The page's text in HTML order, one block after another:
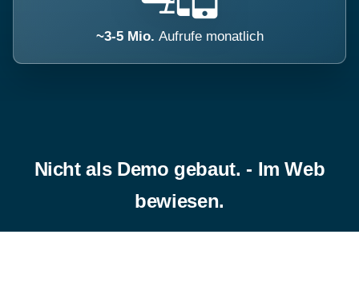
~3-5 Mio. Aufrufe monatlich
Nicht als Demo gebaut. - Im Web
bewiesen.